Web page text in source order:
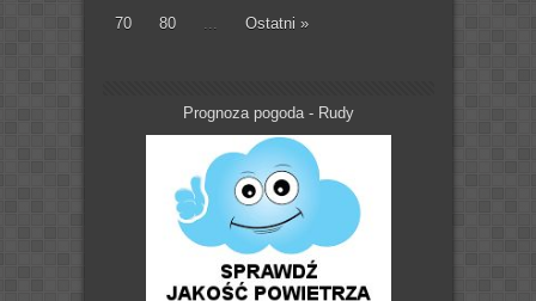
70
80 Ostatni »
Prognoza pogoda - Rudy